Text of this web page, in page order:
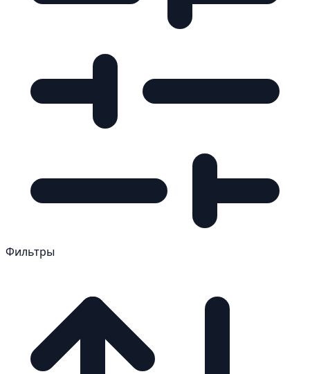
Фильтры